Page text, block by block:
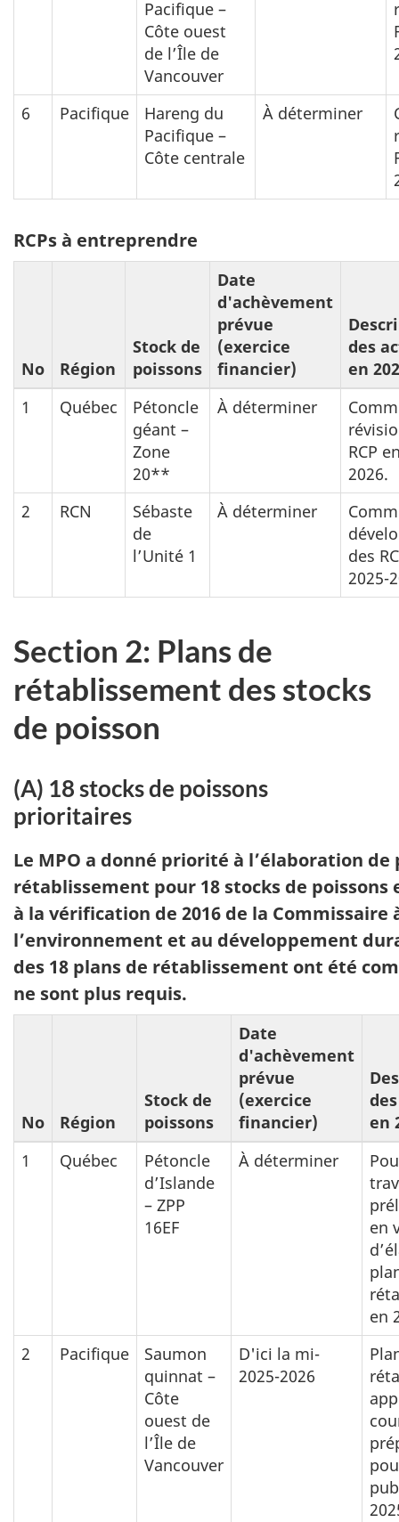
Pacifique –
Côte ouest
de l’Île de
Vancouver
6 Pacifique
Hareng du
Pacifique –
Côte centrale
À déterminer
RCPs à entreprendre
No Région
Stock de
poissons
Date
d'achèvement
prévue
(exercice
financier)
des
en
1
Québec
Pétoncle
géant –
Zone
20**
À déterminer
RCP
2026.
2
RCN
Sébaste
de
l’Unité 1
À déterminer
des
2025-
Section 2: Plans de
rétablissement des stocks
de poisson
(A) 18 stocks de poissons
prioritaires
Le MPO a donné priorité à l’élaboration de
rétablissement pour 18 stocks de poissons
à la vérification de 2016 de la Commissaire
l’environnement et au développement
des 18 plans de rétablissement ont été
ne sont plus requis.
No Région
Stock de
poissons
Date
d'achèvement
prévue
(exercice
financier)
en
1
Québec
Pétoncle
d’Islande
– ZPP
16EF
À déterminer
en
en
2
Pacifique
Saumon
quinnat –
Côte
ouest de
l’Île de
Vancouver
D'ici la mi-
2025-2026